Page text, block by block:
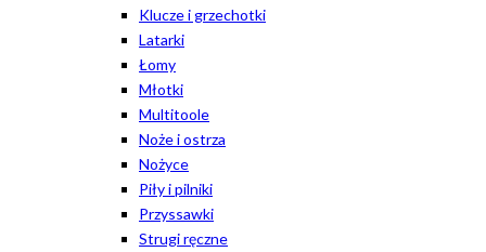
Klucze i grzechotki
Latarki
Łomy
Młotki
Multitoole
Noże i ostrza
Nożyce
Piły i pilniki
Przyssawki
Strugi ręczne